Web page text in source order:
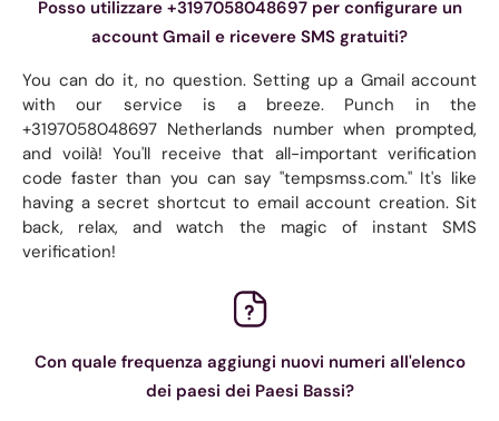
Posso utilizzare +3197058048697 per configurare un
account Gmail e ricevere SMS gratuiti?
You can do it, no question. Setting up a Gmail account
with our service is a breeze. Punch in the
+3197058048697 Netherlands number when prompted,
and voilà! You'll receive that all-important verification
code faster than you can say "tempsmss.com." It's like
having a secret shortcut to email account creation. Sit
back, relax, and watch the magic of instant SMS
verification!
Con quale frequenza aggiungi nuovi numeri all'elenco
dei paesi dei Paesi Bassi?